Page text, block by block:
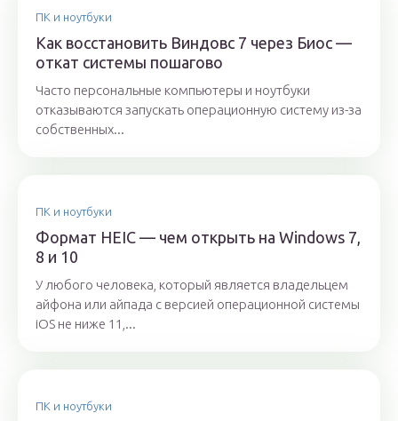
ПК и ноутбуки
Как восстановить Виндовс 7 через Биос —
откат системы пошагово
Часто персональные компьютеры и ноутбуки
отказываются запускать операционную систему из-за
собственных...
ПК и ноутбуки
Формат HEIC — чем открыть на Windows 7,
8 и 10
У любого человека, который является владельцем
айфона или айпада с версией операционной системы
iOS не ниже 11,...
ПК и ноутбуки